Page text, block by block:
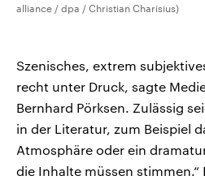
alliance / dpa / Christian Charisius)
Szenisches, extrem
recht unter Druck, sagte
Bernhard Pörksen. Zulässig
in der Literatur, zum Beispiel
Atmosphäre oder ein
die Inhalte müssen stimmen.“